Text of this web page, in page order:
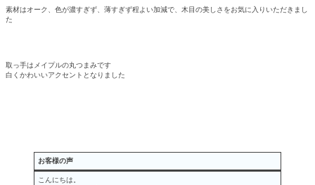
素材はオーク、色が濃すぎず、薄すぎず程よい加減で、木目の美しさをお気に入りいただきまし
た
取っ手はメイプルの丸つまみです
白くかわいいアクセントとなりました
お客様の声
こんにちは。